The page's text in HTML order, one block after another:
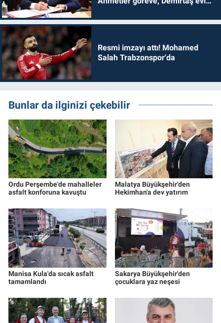
Resmi imzayı attı! Mohamed
Salah Trabzonspor'da
Bunlar da ilginizi çekebilir
Ordu Perşembe'de mahalleler
asfalt konforuna kavuştu
Malatya Büyükşehir'den
Hekimhan'a dev yatırım
Manisa Kula'da sıcak asfalt
tamamlandı
Sakarya Büyükşehir'den
çocuklara yaz neşesi